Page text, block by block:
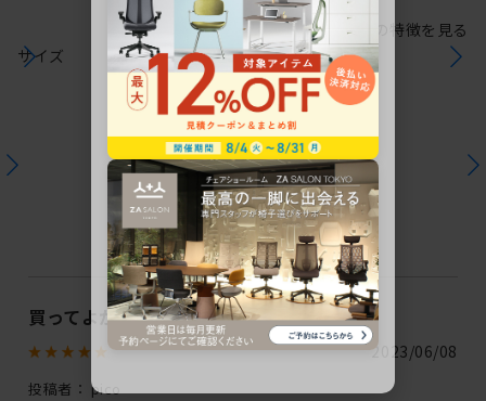
サイズ
シリーズの特徴を見る
ユーザーレビュー
この商品のレビュー
1 件のレビューが投稿されています
買ってよかった！
2023/06/08
投稿者： pico